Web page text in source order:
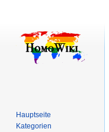
Hauptseite
Kategorien